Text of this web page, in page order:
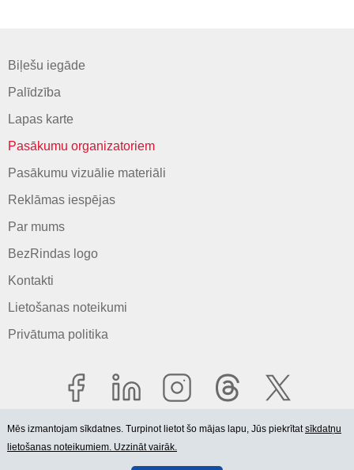
Biļešu iegāde
Palīdzība
Lapas karte
Pasākumu organizatoriem
Pasākumu vizuālie materiāli
Reklāmas iespējas
Par mums
BezRindas logo
Kontakti
Lietošanas noteikumi
Privātuma politika
© 2006-2026 SIA "BEZRINDAS.LV".
Mēs izmantojam sīkdatnes. Turpinot lietot šo mājas lapu, Jūs piekrītatsīkdatņu
lietošanas noteikumiem. Uzzināt vairāk.